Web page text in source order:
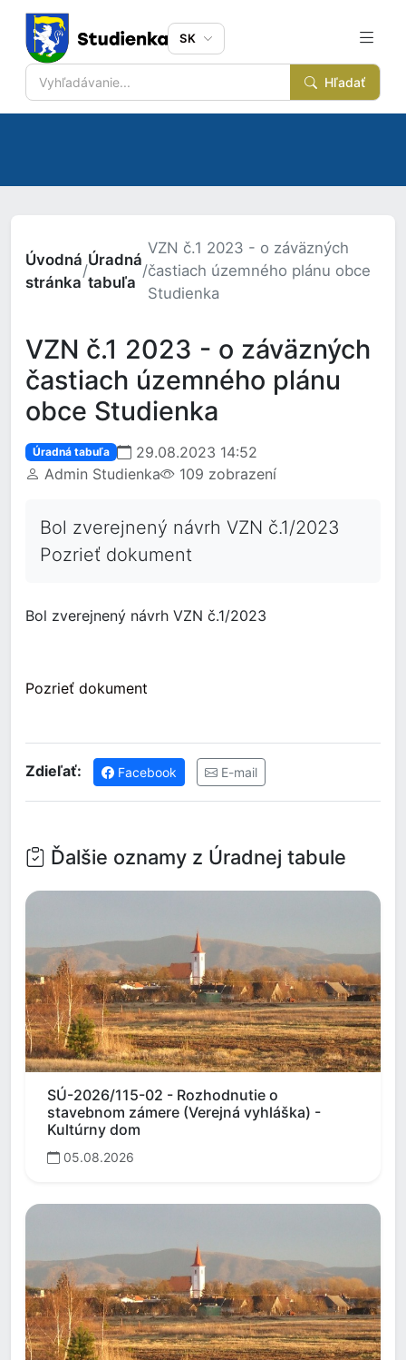
Hľadať
SK
Úvodná
stránka
/
Úradná
tabuľa
/
VZN č.1 2023 - o záväzných
častiach územného plánu obce
Studienka
VZN č.1 2023 - o záväzných
častiach územného plánu
obce Studienka
Úradná tabuľa
29.08.2023 14:52
Admin Studienka
109 zobrazení
Bol zverejnený návrh VZN č.1/2023
Pozrieť dokument
Bol zverejnený návrh VZN č.1/2023
Pozrieť dokument
Zdieľať: Facebook E-mail
Ďalšie oznamy z Úradnej tabule
SÚ-2026/115-02 - Rozhodnutie o
stavebnom zámere (Verejná vyhláška) -
Kultúrny dom
05.08.2026